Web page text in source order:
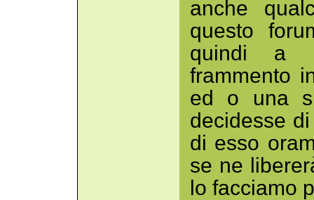
anche
questo
quindi a
frammento
ed o una
decidesse
di esso
se ne
lo facciamo